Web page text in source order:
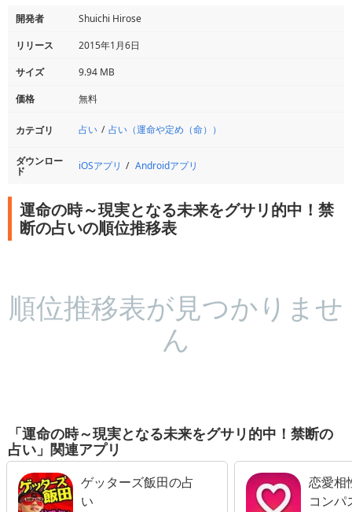
開発者
Shuichi Hirose
リリース
2015年1月6日
サイズ
9.94 MB
価格
無料
カテゴリ 占い 占い（運命や定め（命））
ダウンロー
ド iOSアプリ Androidアプリ
運命の時～現実となる未来をグサリ的中！禁
断の占いの順位推移表
順位推移表が見つかりませ
ん
「運命の時～現実となる未来をグサリ的中！禁断の
占い」関連アプリ
ゲッターズ飯田の占
い
恋愛相
コンパ